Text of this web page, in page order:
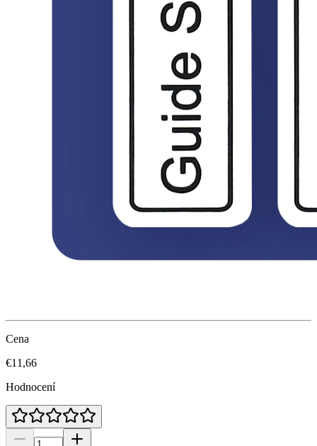
Cena
€11,66
Hodnocení